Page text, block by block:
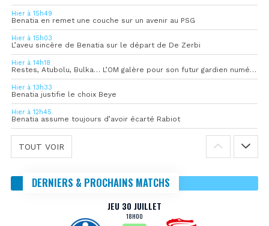
Hier à 15h49
Benatia en remet une couche sur un avenir au PSG
Hier à 15h03
L’aveu sincère de Benatia sur le départ de De Zerbi
Hier à 14h18
Restes, Atubolu, Bulka… L’OM galère pour son futur gardien numéro 1
Hier à 13h33
Benatia justifie le choix Beye
Hier à 12h45
Benatia assume toujours d’avoir écarté Rabiot
TOUT VOIR
DERNIERS & PROCHAINS MATCHS
JEU 30 JUILLET
18H00